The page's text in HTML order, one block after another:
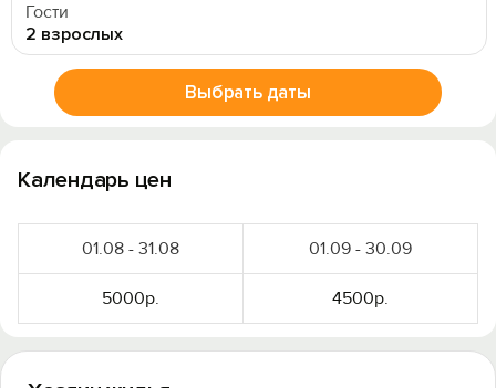
Гости
2 взрослых
Выбрать даты
Календарь цен
01.08 - 31.08 01.09 - 30.09
5000р. 4500р.